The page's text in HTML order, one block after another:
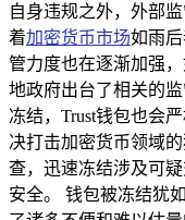
自身违规之外，外部
着加密货币市场如雨
管力度也在逐渐加强
地政府出台了相关的
冻结，Trust钱包也会
决打击加密货币领域
查，迅速冻结涉及可
安全。 钱包被冻结犹